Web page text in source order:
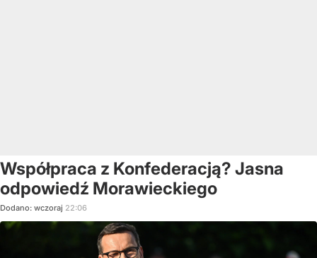
Współpraca z Konfederacją? Jasna
odpowiedź Morawieckiego
Dodano: wczoraj 22:06